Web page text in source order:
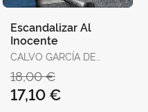
Escandalizar Al
Inocente
CALVO GARCÍA DE
/ ALCANTUD DÍAZ,
MARÍA
18,00 €
17,10 €